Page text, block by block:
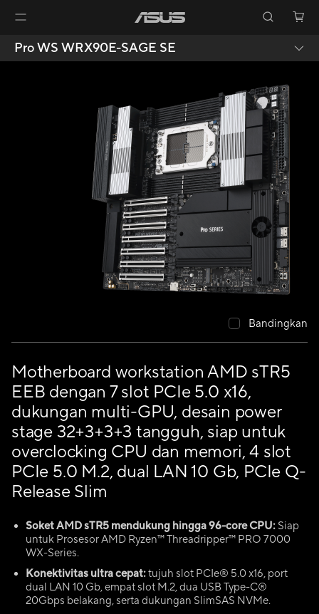
Pro WS WRX90E-SAGE SE
Motherboard workstation AMD sTR5
EEB dengan 7 slot PCIe 5.0 x16,
dukungan multi-GPU, desain power
stage 32+3+3+3 tangguh, siap untuk
overclocking CPU dan memori, 4 slot
PCIe 5.0 M.2, dual LAN 10 Gb, PCIe Q-
Release Slim
Soket AMD sTR5 mendukung hingga 96-core CPU: Siap
untuk Prosesor AMD Ryzen™ Threadripper™ PRO 7000
WX-Series.
Konektivitas ultra cepat:tujuh slot PCIe® 5.0 x16, port
dual LAN 10 Gb, empat slot M.2, dua USB Type-C®
20Gbps belakang, serta dukungan SlimSAS NVMe.
Bandingkan